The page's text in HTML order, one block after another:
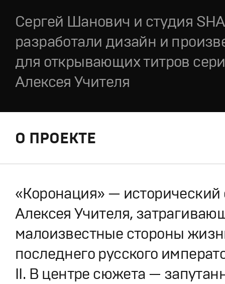
Сергей Шанович и студия
разработали дизайн и
для открывающих титров
Алексея Учителя
О ПРОЕКТЕ
«Коронация» — исторический
Алексея Учителя,
малоизвестные стороны
последнего русского
II. В центре сюжета —